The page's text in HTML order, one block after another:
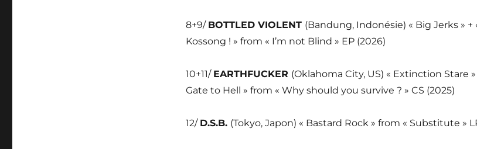
8+9/ BOTTLED VIOLENT (Bandung, Indonésie) « Big Jerks » +
Kossong ! » from « I’m not Blind » EP (2026)
10+11/ EARTHFUCKER (Oklahoma City, US) « Extinction Stare
Gate to Hell » from « Why should you survive ? » CS (2025)
12/ D.S.B. (Tokyo, Japon) « Bastard Rock » from « Substitute »